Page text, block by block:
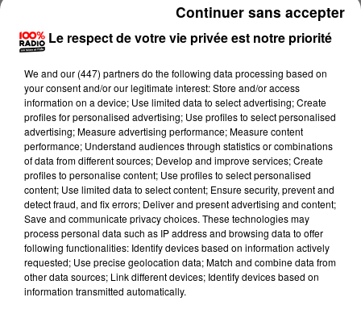
Lecture (4 min 11 sec)
100%
Le respect de votre vie privée est notre priorité
We and our (447) partnersdo the following data processing based on
your consent and/or our legitimate interest: Store and/or access
information on a device; Use limited data to select advertising; Create
profiles for personalised advertising; Use profiles to select personalised
advertising; Measure advertising performance; Measure content
performance; Understand audiences through statistics or combinations
of data from different sources; Develop and improve services; Create
profiles to personalise content; Use profiles to select personalised
content; Use limited data to select content; Ensure security, prevent and
detect fraud, and fix errors; Deliver and present advertising and content;
Save and communicate privacy choices. These technologies may
process personal data such as IP address and browsing data to offer
following functionalities: Identify devices based on information actively
requested; Use precise geolocation data; Match and combine data from
other data sources; Link different devices; Identify devices based on
information transmitted automatically.
Continuer sans accepter